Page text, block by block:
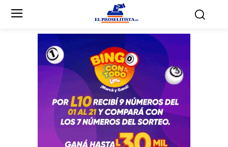
Partidos Políticos
Partidos Políticos